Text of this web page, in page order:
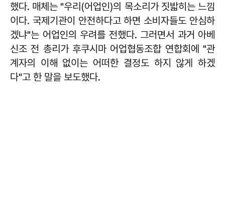
했다. 매체는 "우리(어업인)의 목소리가 짓밟히는 느낌
이다. 국제기관이 안전하다고 하면 소비자들도 안심하
겠냐"는 어업인의 우려를 전했다. 그러면서 과거 아베
신조 전 총리가 후쿠시마 어업협동조합 연합회에 "관
계자의 이해 없이는 어떠한 결정도 하지 않게 하겠
다"고 한 말을 보도했다.